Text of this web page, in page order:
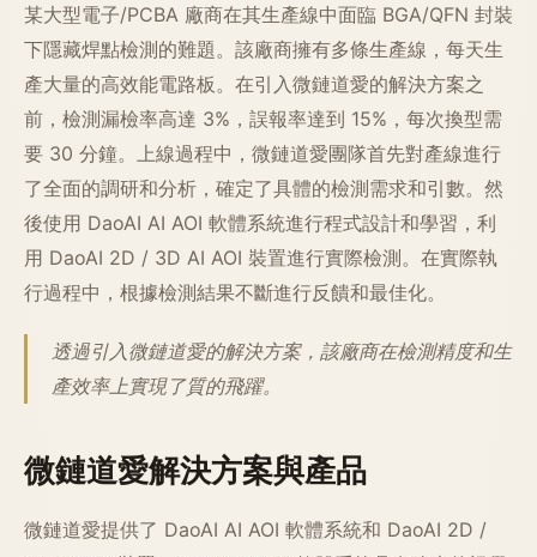
某大型電子/PCBA 廠商在其生產線中面臨 BGA/QFN 封裝
下隱藏焊點檢測的難題。該廠商擁有多條生產線，每天生
產大量的高效能電路板。在引入微鏈道愛的解決方案之
前，檢測漏檢率高達 3%，誤報率達到 15%，每次換型需
要 30 分鐘。上線過程中，微鏈道愛團隊首先對產線進行
了全面的調研和分析，確定了具體的檢測需求和引數。然
後使用 DaoAI AI AOI 軟體系統進行程式設計和學習，利
用 DaoAI 2D / 3D AI AOI 裝置進行實際檢測。在實際執
行過程中，根據檢測結果不斷進行反饋和最佳化。
透過引入微鏈道愛的解決方案，該廠商在檢測精度和生
產效率上實現了質的飛躍。
微鏈道愛解決方案與產品
微鏈道愛提供了 DaoAI AI AOI 軟體系統和 DaoAI 2D /